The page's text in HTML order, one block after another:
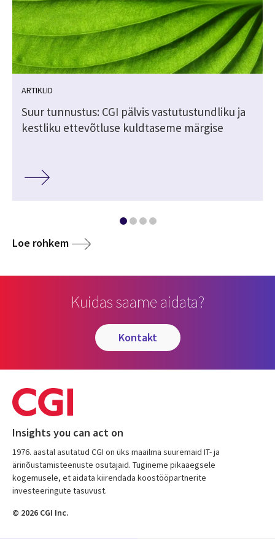
ARTIKLID
Suur tunnustus: CGI pälvis vastutustundliku ja
kestliku ettevõtluse kuldtaseme märgise
Loe rohkem
Kuidas saame aidata?
kontakt
Insights you can act on
1976. aastal asutatud CGI on üks maailma suuremaid IT- ja
ärinõustamisteenuste osutajaid. Tugineme pikaaegsele
kogemusele, et aidata kiirendada koostööpartnerite
investeeringute tasuvust.
© 2026 CGI Inc.